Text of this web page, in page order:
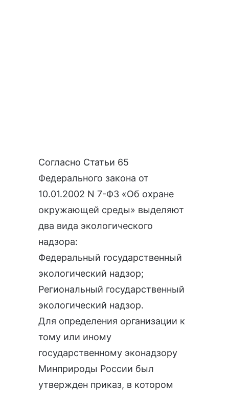
Согласно Статьи 65
Федерального закона от
10.01.2002 N 7-ФЗ «Об охране
окружающей среды» выделяют
два вида экологического
надзора:
Федеральный государственный
экологический надзор;
Региональный государственный
экологический надзор.
Для определения организации к
тому или иному
государственному эконадзору
Минприроды России был
утвержден приказ, в котором